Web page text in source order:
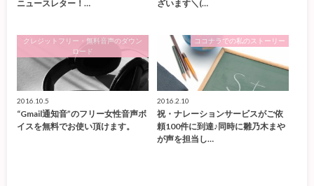
ニュースレター！…
ざいます＼(…
クレジットフリー・無料音声のダウン
ロード
2016.10.5
“Gmail通知音”のフリー女性音声ボ
イスを無料でお使い頂けます。
ココナラでの私のストーリー
2016.2.10
祝・ナレーションサービスがご依
頼100件に到達♪同時に雛乃木まや
が声を担当し…